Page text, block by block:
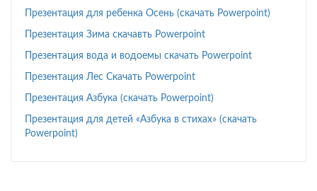
Презентация для ребенка Осень (скачать Powerpoint)
Презентация Зима скачавть Powerpoint
Презентация вода и водоемы скачать Powerpoint
Презентация Лес Скачать Powerpoint
Презентация Азбука (скачать Powerpoint)
Презентация для детей «Азбука в стихах» (скачать
Powerpoint)